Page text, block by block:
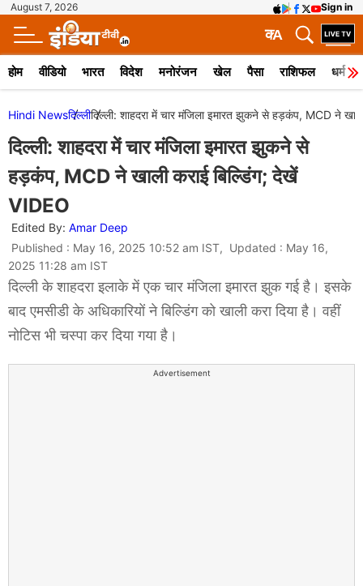
August 7, 2026 Sign in
A
क
होम वीडियो भारत विदेश मनोरंजन खेल पैसा राशिफल धर्म
Hindi Newsदिल्लीदिल्ली: शाहदरा में चार मंजिला इमारत झुकने से हड़कंप, MCD ने
दिल्ली: शाहदरा में चार मंजिला इमारत झुकने से
हड़कंप, MCD ने खाली कराई बिल्डिंग; देखें
VIDEO
Edited By: Amar Deep
Published : May 16, 2025 10:52 am IST, Updated : May 16,
2025 11:28 am IST
दिल्ली के शाहदरा इलाके में एक चार मंजिला इमारत झुक गई है। इसके
बाद एमसीडी के अधिकारियों ने बिल्डिंग को खाली करा दिया है। वहीं
नोटिस भी चस्पा कर दिया गया है।
Advertisement